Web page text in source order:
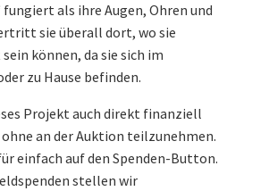
fungiert als ihre Augen, Ohren und
sie überall dort, wo sie
können, da sie sich im
zu Hause befinden.
Projekt auch direkt finanziell
an der Auktion teilzunehmen.
einfach auf den Spenden-Button.
stellen wir